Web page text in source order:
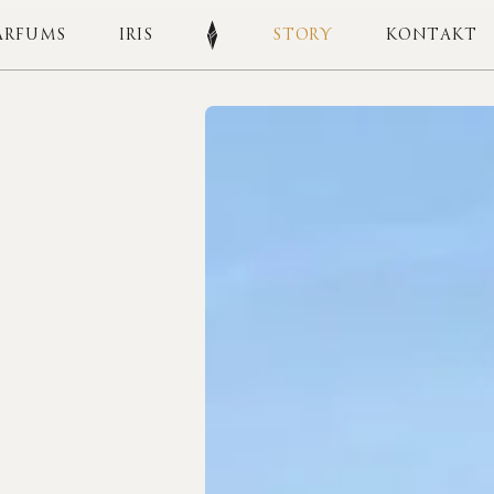
IRIS STORY KONTAKT